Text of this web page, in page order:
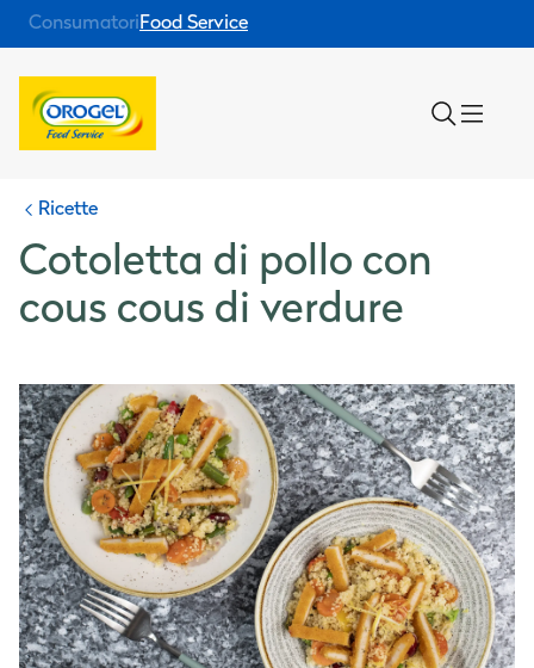
Consumatori Food Service
Ricette
Cotoletta di pollo con
cous cous di verdure